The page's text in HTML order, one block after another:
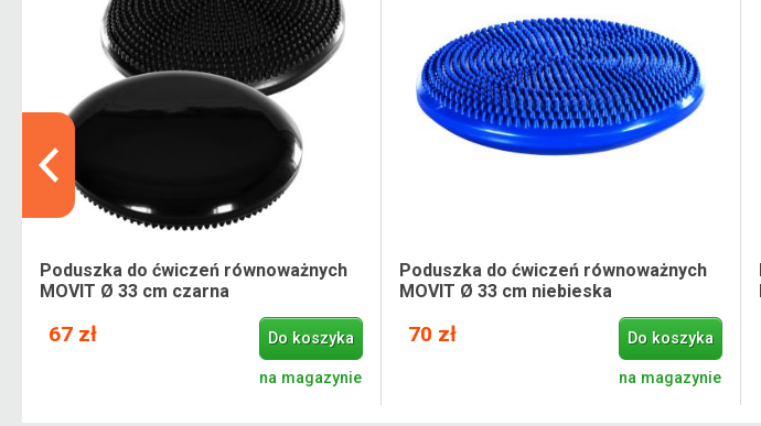
Poduszka do ćwiczeń równoważnych
MOVIT Ø 33 cm czarna
67 zł Do koszyka
na magazynie
Poduszka do ćwiczeń równoważnych
MOVIT Ø 33 cm niebieska
70 zł Do koszyka
na magazynie